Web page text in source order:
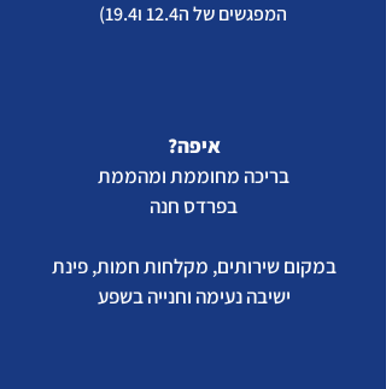
המפגשים של ה12.4 ו19.4)
איפה?
בריכה מחוממת ומהממת
בפרדס חנה
במקום שירותים, מקלחות חמות, פינת
ישיבה נעימה וחנייה בשפע